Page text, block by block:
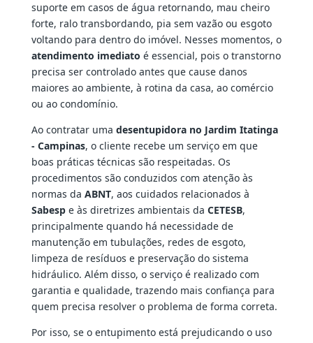
suporte em casos de água retornando, mau cheiro
forte, ralo transbordando, pia sem vazão ou esgoto
voltando para dentro do imóvel. Nesses momentos, o
atendimento imediato é essencial, pois o transtorno
precisa ser controlado antes que cause danos
maiores ao ambiente, à rotina da casa, ao comércio
ou ao condomínio.
Ao contratar uma desentupidora no Jardim Itatinga
- Campinas, o cliente recebe um serviço em que
boas práticas técnicas são respeitadas. Os
procedimentos são conduzidos com atenção às
normas da ABNT, aos cuidados relacionados à
Sabespe às diretrizes ambientais da CETESB,
principalmente quando há necessidade de
manutenção em tubulações, redes de esgoto,
limpeza de resíduos e preservação do sistema
hidráulico. Além disso, o serviço é realizado com
garantia e qualidade, trazendo mais confiança para
quem precisa resolver o problema de forma correta.
Por isso, se o entupimento está prejudicando o uso